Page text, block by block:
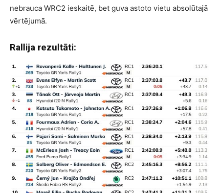
nebrauca WRC2 ieskaitē, bet guva astoto vietu absolūtajā
vērtējumā.
Rallija rezultāti: